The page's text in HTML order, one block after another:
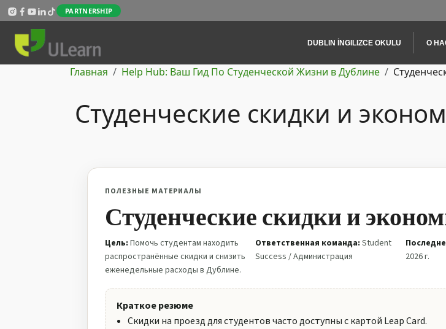
Перейти к основному содержанию
PARTNERSHIP
Main navigation
DUBLIN İNGILIZCE OKULU O
Строка навигации
Главная Help Hub: Ваш Гид По Студенческой Жизни в Дублине
Студенческие скидки и
ПОЛЕЗНЫЕ МАТЕРИАЛЫ
Студенческие скидки и
Цель: Помочь студентам находить
распространённые скидки и снизить
еженедельные расходы в Дублине.
Ответственная команда: Student
Success / Администрация
2026 г.
Краткое резюме
Скидки на проезд для студентов часто доступны с картой Leap Card.